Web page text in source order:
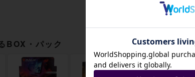
出品があ
BOX・パック 招待